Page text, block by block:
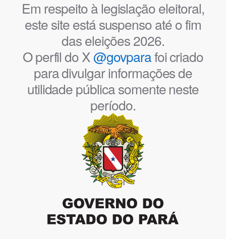
Em respeito à legislação eleitoral,
este site está suspenso até o fim
das eleições 2026.
O perfil do X@govparafoi criado
para divulgar informações de
utilidade pública somente neste
período.